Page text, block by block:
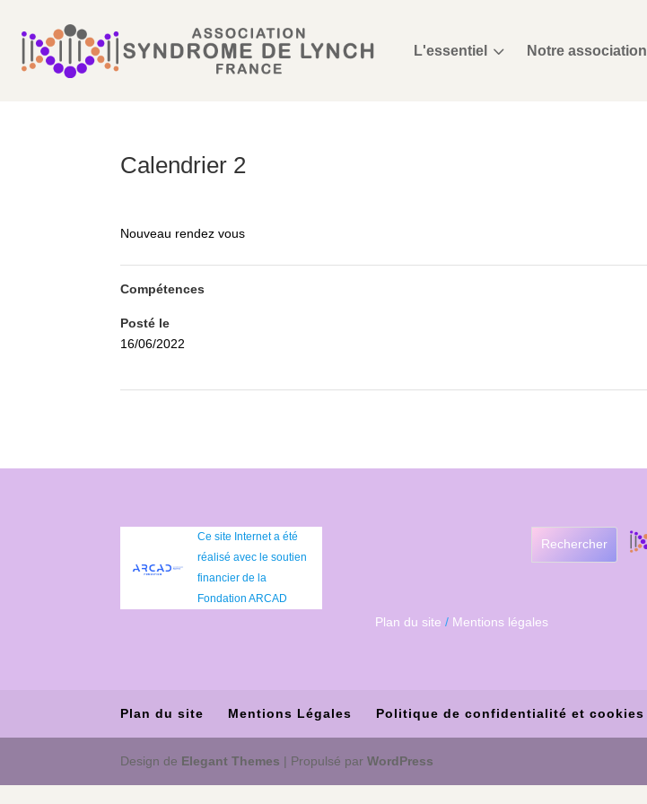
L'essentiel 3 Notre association
Calendrier 2
Nouveau rendez vous
Compétences
Posté le
16/06/2022
Ce site Internet a été
réalisé avec le soutien
financier de la
Fondation ARCAD
Rechercher
Plan du site / Mentions légales
Plan du site Mentions Légales Politique de confidentialité et cookies
Design de Elegant Themes | Propulsé parWordPress